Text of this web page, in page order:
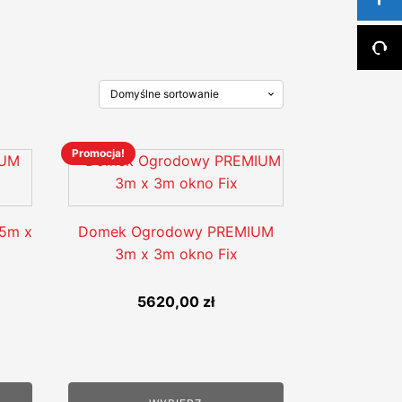
x
zł.
Promocja!
Domek Ogrodowy PREMIUM
3m x 3m okno Fix
5620,00 zł
Ten
produkt
ma
wiele
wariantów.
produktu